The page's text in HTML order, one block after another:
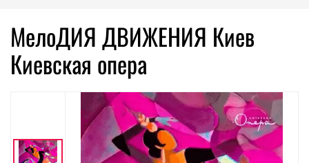
МелоДИЯ ДВИЖЕНИЯ Киев
Киевская опера